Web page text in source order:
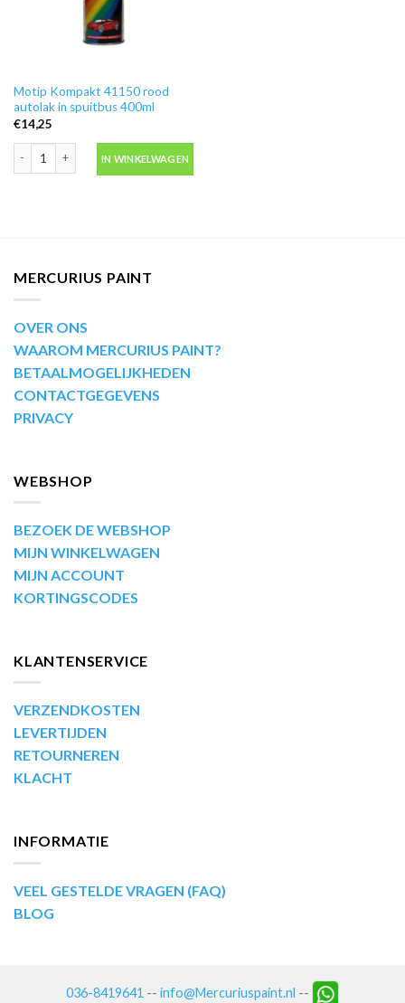
Motip Kompakt 41150 rood
autolak in spuitbus 400ml
€14,25
IN WINKELWAGEN
MERCURIUS PAINT
OVER ONS
WAAROM MERCURIUS PAINT?
BETAALMOGELIJKHEDEN
CONTACTGEGEVENS
PRIVACY
WEBSHOP
BEZOEK DE WEBSHOP
MIJN WINKELWAGEN
MIJN ACCOUNT
KORTINGSCODES
KLANTENSERVICE
VERZENDKOSTEN
LEVERTIJDEN
RETOURNEREN
KLACHT
INFORMATIE
VEEL GESTELDE VRAGEN (FAQ)
BLOG
036-8419641 -- info@Mercuriuspaint.nl --